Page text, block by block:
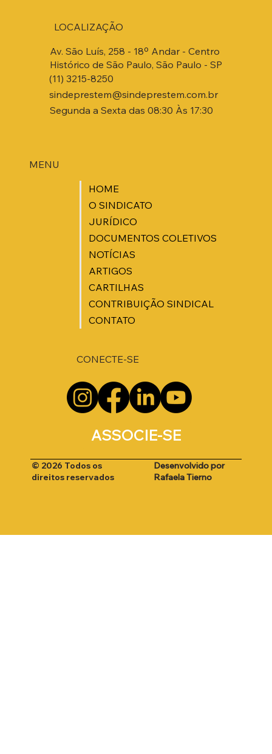
MENU
HOME
O SINDICATO
JURÍDICO
DOCUMENTOS COLETIVOS
NOTÍCIAS
ARTIGOS
CARTILHAS
CONTRIBUIÇÃO SINDICAL
CONTATO
Av. São Luís, 258 - 18º Andar - Centro
Histórico de São Paulo, São Paulo - SP
(11) 3215-8250
sindeprestem@sindeprestem.com.br
Segunda a Sexta das 08:30 Às 17:30
LOCALIZAÇÃO
ASSOCIE-SE
CONECTE-SE
© 2026 Todos os
direitos reservados
Desenvolvido por
Rafaela Tierno